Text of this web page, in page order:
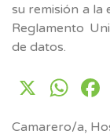
su remisión a
Reglamento
de datos.
X
Camarero/a,